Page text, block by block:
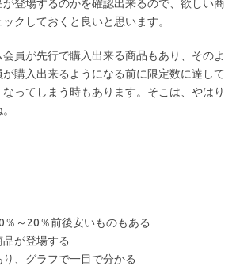
登場するのかを確認出来るので、欲しい商
クしておくと良いと思います。
員が先行で購入出来る商品もあり、そのよ
購入出来るようになる前に限定数に達して
ってしまう時もあります。そこは、やはり
％～20％前後安いものもある
品が登場する
り、グラフで一目で分かる